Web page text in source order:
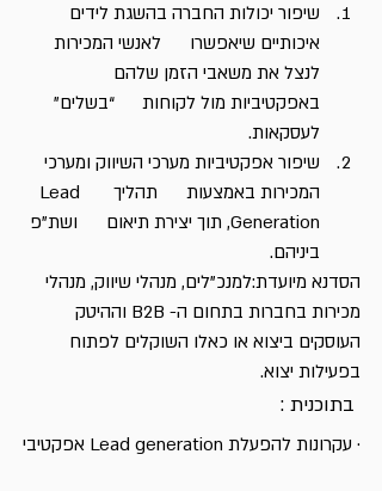
שיפור יכולות החברה בהשגת לידים
איכותיים שיאפשרו      לאנשי המכירות
לנצל את משאבי הזמן שלהם
באפקטיביות מול לקוחות      “בשלים”
לעסקאות.
שיפור אפקטיביות מערכי השיווק ומערכי
המכירות באמצעות      תהליך Lead
Generation, תוך יצירת תיאום      ושת”פ
ביניהם.
הסדנא מיועדת:למנכ”לים, מנהלי שיווק, מנהלי
מכירות בחברות בתחום ה- B2B וההיטק
העוסקים ביצוא או כאלו השוקלים לפתוח
בפעילות יצוא.
· עקרונות להפעלת Lead generation אפקטיבי